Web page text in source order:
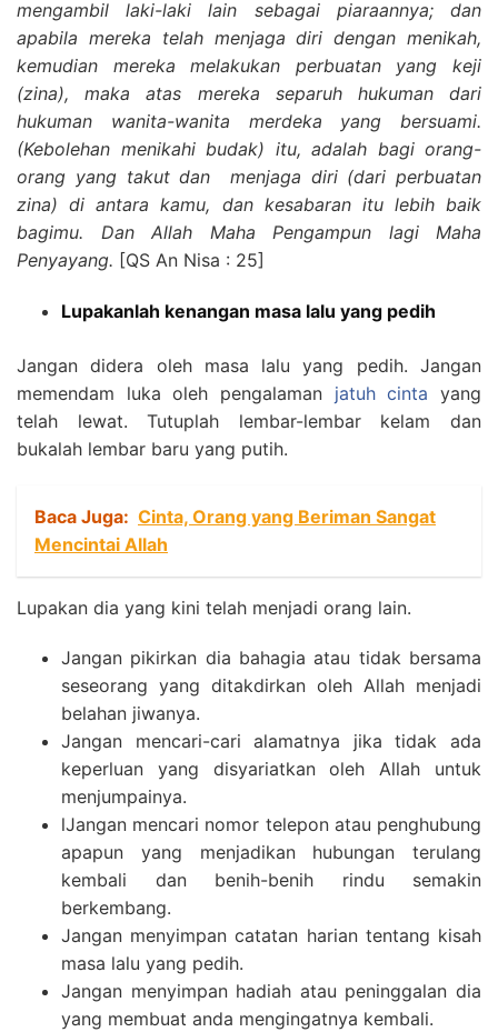
mengambil laki-laki lain sebagai piaraannya; dan
apabila mereka telah menjaga diri dengan menikah,
kemudian mereka melakukan perbuatan yang keji
(zina), maka atas mereka separuh hukuman dari
hukuman wanita-wanita merdeka yang bersuami.
(Kebolehan menikahi budak) itu, adalah bagi orang-
orang yang takut dan menjaga diri (dari perbuatan
zina) di antara kamu, dan kesabaran itu lebih baik
bagimu. Dan Allah Maha Pengampun lagi Maha
Penyayang. [QS An Nisa : 25]
Lupakanlah kenangan masa lalu yang pedih
Jangan didera oleh masa lalu yang pedih. Jangan
memendam luka oleh pengalaman jatuh cinta yang
telah lewat. Tutuplah lembar-lembar kelam dan
bukalah lembar baru yang putih.
Baca Juga: Cinta, Orang yang Beriman Sangat
Mencintai Allah
Lupakan dia yang kini telah menjadi orang lain.
Jangan pikirkan dia bahagia atau tidak bersama
seseorang yang ditakdirkan oleh Allah menjadi
belahan jiwanya.
Jangan mencari-cari alamatnya jika tidak ada
keperluan yang disyariatkan oleh Allah untuk
menjumpainya.
lJangan mencari nomor telepon atau penghubung
apapun yang menjadikan hubungan terulang
kembali dan benih-benih rindu semakin
berkembang.
Jangan menyimpan catatan harian tentang kisah
masa lalu yang pedih.
Jangan menyimpan hadiah atau peninggalan dia
yang membuat anda mengingatnya kembali.